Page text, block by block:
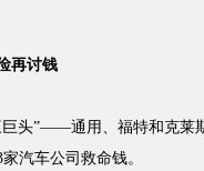
再讨钱
”——通用、福特和克莱斯
汽车公司救命钱。